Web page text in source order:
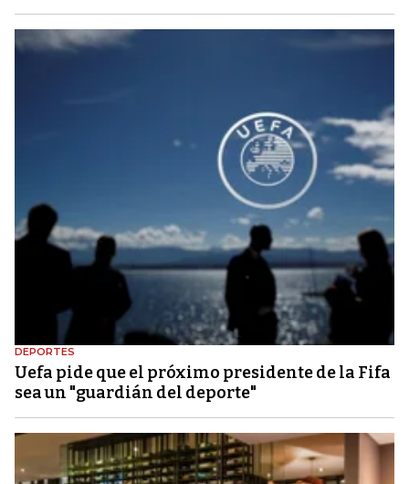
DEPORTES
Uefa pide que el próximo presidente de la Fifa
sea un "guardián del deporte"